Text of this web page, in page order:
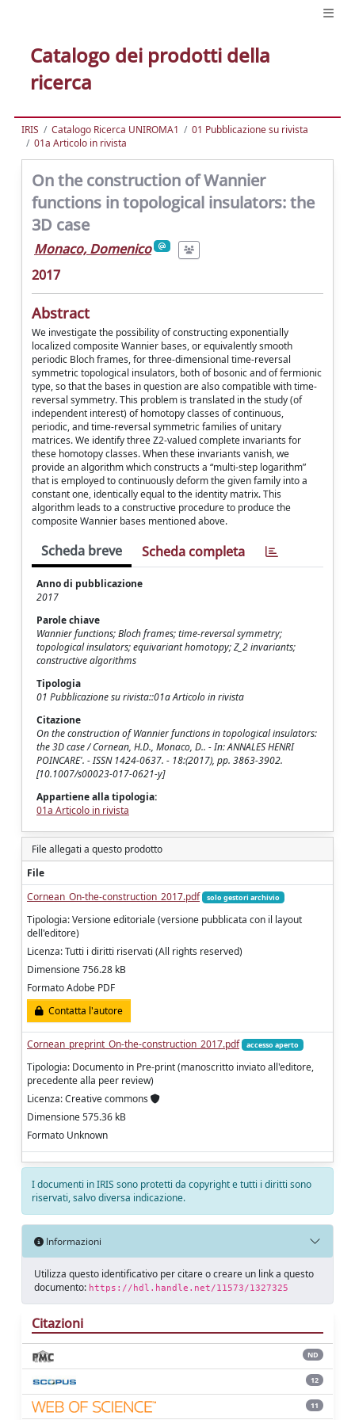
Catalogo dei prodotti della
ricerca
IRIS Catalogo Ricerca UNIROMA1
01 Pubblicazione su rivista
01a Articolo in rivista
On the construction of Wannier
functions in topological insulators: the
3D case
Monaco, Domenico
2017
Abstract
We investigate the possibility of constructing exponentially
localized composite Wannier bases, or equivalently smooth
periodic Bloch frames, for three-dimensional time-reversal
symmetric topological insulators, both of bosonic and of fermionic
type, so that the bases in question are also compatible with time-
reversal symmetry. This problem is translated in the study (of
independent interest) of homotopy classes of continuous,
periodic, and time-reversal symmetric families of unitary
matrices. We identify three Z2-valued complete invariants for
these homotopy classes. When these invariants vanish, we
provide an algorithm which constructs a “multi-step logarithm”
that is employed to continuously deform the given family into a
constant one, identically equal to the identity matrix. This
algorithm leads to a constructive procedure to produce the
composite Wannier bases mentioned above.
Scheda breve Scheda completa
Anno di pubblicazione
2017
Parole chiave
Wannier functions; Bloch frames; time-reversal symmetry;
topological insulators; equivariant homotopy; Z_2 invariants;
constructive algorithms
Tipologia
01 Pubblicazione su rivista::01a Articolo in rivista
Citazione
On the construction of Wannier functions in topological insulators:
the 3D case / Cornean, H.D., Monaco, D.. - In: ANNALES HENRI
POINCARE'. - ISSN 1424-0637. - 18:(2017), pp. 3863-3902.
[10.1007/s00023-017-0621-y]
Appartiene alla tipologia:
01a Articolo in rivista
File allegati a questo prodotto
File
Cornean_On-the-construction_2017.pdf
solo gestori archivio
Tipologia: Versione editoriale (versione pubblicata con il layout
dell'editore)
Licenza: Tutti i diritti riservati (All rights reserved)
Dimensione 756.28 kB
Formato Adobe PDF
Contatta l'autore
Cornean_preprint_On-the-construction_2017.pdf accesso aperto
Tipologia: Documento in Pre-print (manoscritto inviato all'editore,
precedente alla peer review)
Licenza: Creative commons
Dimensione 575.36 kB
Formato Unknown
I documenti in IRIS sono protetti da copyright e tutti i diritti sono
riservati, salvo diversa indicazione.
Informazioni
Utilizza questo identificativo per citare o creare un link a questo
documento: https://hdl.handle.net/11573/1327325
Citazioni
ND
12
11